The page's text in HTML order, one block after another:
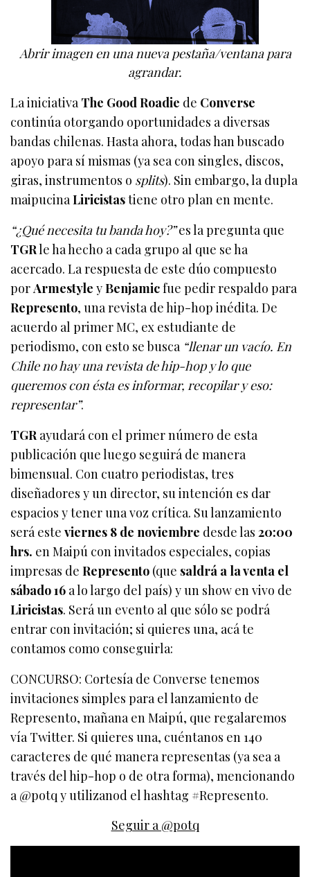
Abrir imagen en una nueva pestaña/ventana para
agrandar.
La iniciativaThe Good Roadie de Converse
continúa otorgando oportunidades a diversas
bandas chilenas. Hasta ahora, todas han buscado
apoyo para sí mismas (ya sea con singles, discos,
giras, instrumentos o splits). Sin embargo, la dupla
maipucinaLiricistastiene otro plan en mente.
“¿Qué necesita tu banda hoy?”es la pregunta que
TGRle ha hecho a cada grupo al que se ha
acercado. La respuesta de este dúo compuesto
porArmestyle yBenjamicfue pedir respaldo para
Represento, una revista de hip-hop inédita. De
acuerdo al primer MC, ex estudiante de
periodismo, con esto se busca “llenar un vacío. En
Chile no hay una revista de hip-hop y lo que
queremos con ésta es informar, recopilar y eso:
representar”.
TGRayudará con el primer número de esta
publicación que luego seguirá de manera
bimensual. Con cuatro periodistas, tres
diseñadores y un director, su intención es dar
espacios y tener una voz crítica. Su lanzamiento
será esteviernes 8 de noviembre desde las20:00
hrs. en Maipú con invitados especiales, copias
impresas deRepresento (que saldrá a la venta el
sábado 16 a lo largo del país) y un show en vivo de
Liricistas. Será un evento al que sólo se podrá
entrar con invitación; si quieres una, acá te
contamos como conseguirla:
CONCURSO: Cortesía de Converse tenemos
invitaciones simples para el lanzamiento de
Represento, mañana en Maipú, que regalaremos
vía Twitter. Si quieres una, cuéntanos en 140
caracteres de qué manera representas (ya sea a
través del hip-hop o de otra forma), mencionando
a @potq y utilizanod el hashtag #Represento.
Seguir a @potq